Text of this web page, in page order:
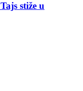
stiže u